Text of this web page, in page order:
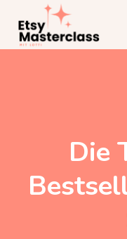
Die